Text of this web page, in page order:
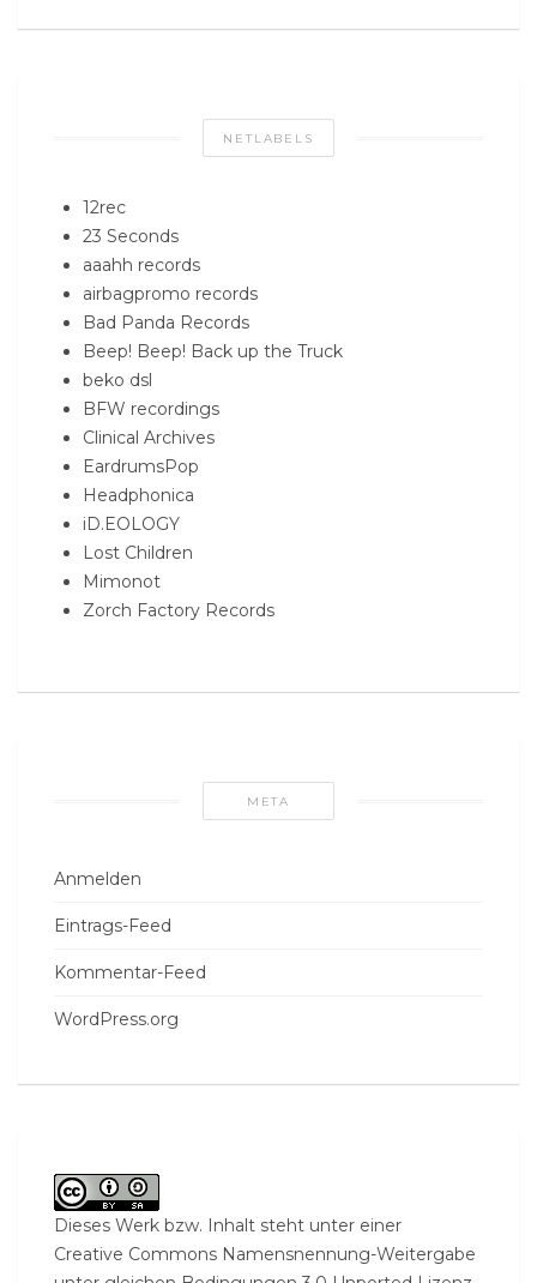
NETLABELS
12rec
23 Seconds
aaahh records
airbagpromo records
Bad Panda Records
Beep! Beep! Back up the Truck
beko dsl
BFW recordings
Clinical Archives
EardrumsPop
Headphonica
iD.EOLOGY
Lost Children
Mimonot
Zorch Factory Records
META
Anmelden
Eintrags-Feed
Kommentar-Feed
WordPress.org
Dieses Werk bzw. Inhalt steht unter einer
Creative Commons Namensnennung-Weitergabe